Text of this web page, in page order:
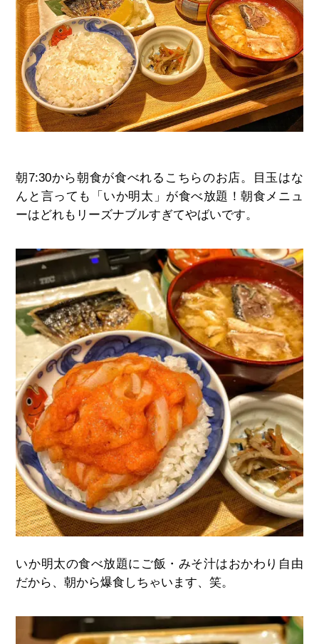
朝7:30から朝食が食べれるこちらのお店。目玉はな
んと言っても「いか明太」が食べ放題！朝食メニュ
ーはどれもリーズナブルすぎてやばいです。
いか明太の食べ放題にご飯・みそ汁はおかわり自由
だから、朝から爆食しちゃいます、笑。